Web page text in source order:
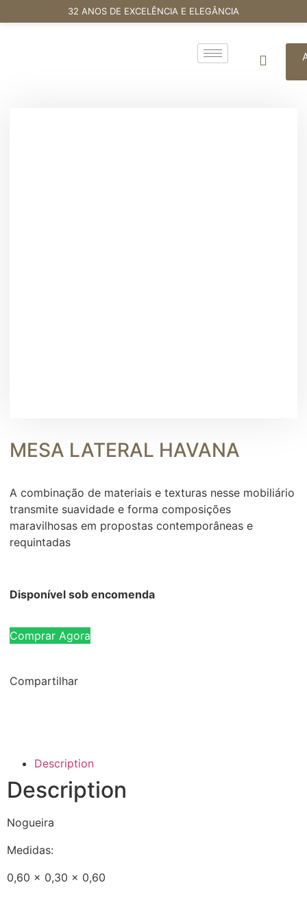
32 ANOS DE EXCELÊNCIA E ELEGÂNCIA
MESA LATERAL HAVANA
A combinação de materiais e texturas nesse mobiliário
transmite suavidade e forma composições
maravilhosas em propostas contemporâneas e
requintadas
Disponível sob encomenda
Comprar Agora
Compartilhar
Description
Description
Nogueira
Medidas:
0,60 x 0,30 x 0,60